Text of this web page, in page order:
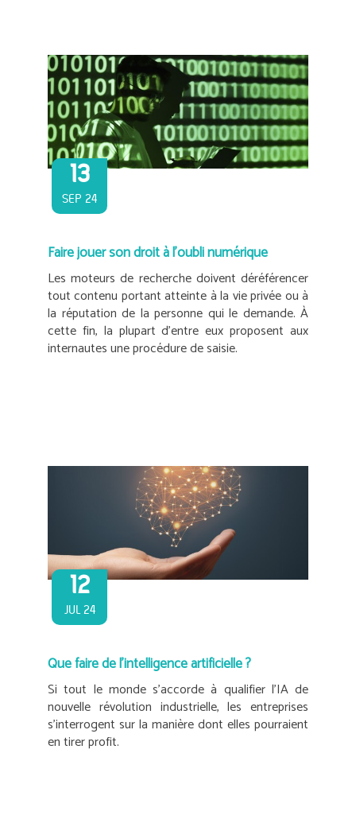
13
SEP 24
Faire jouer son droit à l’oubli numérique
Les moteurs de recherche doivent déréférencer
tout contenu portant atteinte à la vie privée ou à
la réputation de la personne qui le demande. À
cette fin, la plupart d’entre eux proposent aux
internautes une procédure de saisie.
12
JUL 24
Que faire de l’intelligence artificielle ?
Si tout le monde s’accorde à qualifier l’IA de
nouvelle révolution industrielle, les entreprises
s’interrogent sur la manière dont elles pourraient
en tirer profit.